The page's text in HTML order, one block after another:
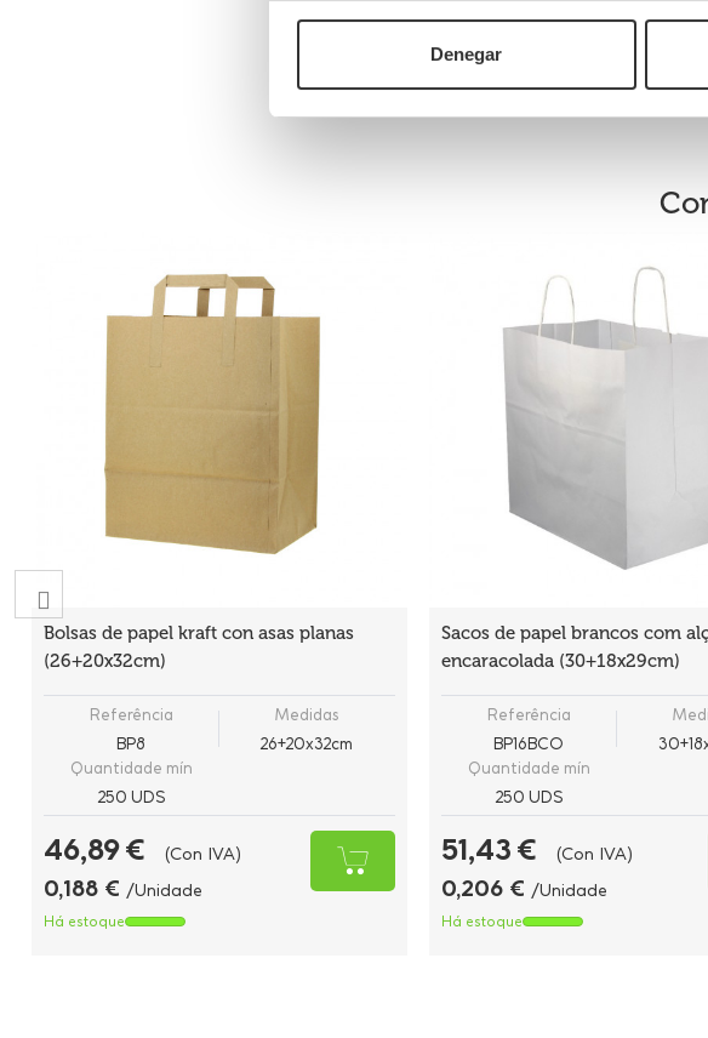
Denegar
Bolsas de papel kraft con asas planas
(26+20x32cm)
Referência
BP8
Medidas
26+20x32cm
Quantidade mín
250 UDS
46,89 € (Con IVA)
0,188 € /Unidade
Há estoque
Sacos de papel brancos com
encaracolada (30+18x29cm)
Referência
BP16BCO
Quantidade mín
250 UDS
51,43 € (Con IVA)
0,206 € /Unidade
Há estoque